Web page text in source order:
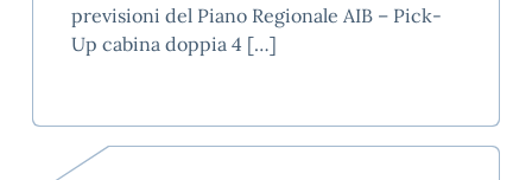
previsioni del Piano Regionale AIB – Pick-
Up cabina doppia 4 […]